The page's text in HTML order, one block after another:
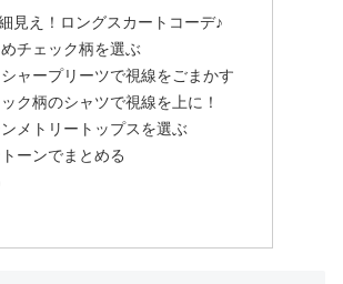
見え！ロングスカートコーデ♪
チェック柄を選ぶ
ャープリーツで視線をごまかす
ク柄のシャツで視線を上に！
メトリートップスを選ぶ
ーンでまとめる